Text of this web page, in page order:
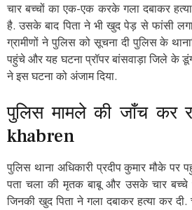
चार बच्चों का एक-एक करके गला दबाकर
है. उसके बाद पिता ने भी खुद पेड़ से फांसी
ग्रामीणों ने पुलिस को सूचना दी पुलिस के
पहुंचे और यह घटना प्रॉपर बांसवाड़ा जिले के
ने इस घटना को अंजाम दिया.
पुलिस मामले की जाँच कर
khabren
पुलिस थाना अधिकारी प्रदीप कुमार मौके पर
पता चला की मृतक बाबू और उसके चार बच्चे
जिनकी खुद पिता ने गला दबाकर हत्या कर दी.